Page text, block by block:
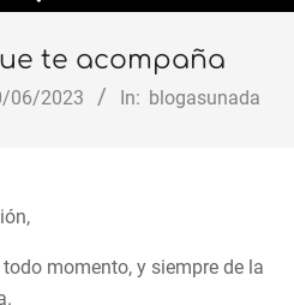
te acompaña
06/2023 In: blogasunada
momento, y siempre de la